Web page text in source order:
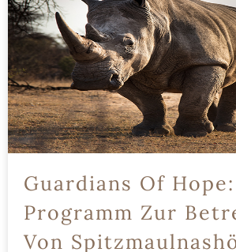
Guardians Of
Programm Zur
Von